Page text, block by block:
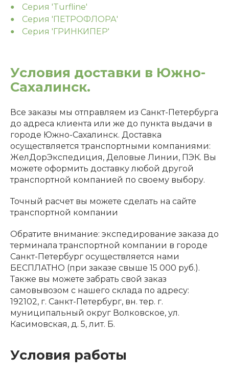
Серия 'Turfline'
Серия 'ПЕТРОФЛОРА'
Серия 'ГРИНКИПЕР'
Условия доставки в Южно-
Сахалинск.
Все заказы мы отправляем из Санкт-Петербурга
до адреса клиента или же до пункта выдачи в
городе Южно-Сахалинск. Доставка
осуществляется транспортными компаниями:
ЖелДорЭкспедиция, Деловые Линии, ПЭК. Вы
можете оформить доставку любой другой
транспортной компанией по своему выбору.
Точный расчет вы можете сделать на сайте
транспортной компании
Обратите внимание: экспедирование заказа до
терминала транспортной компании в городе
Санкт-Петербург осуществляется нами
БЕСПЛАТНО (при заказе свыше 15 000 руб.).
Также вы можете забрать свой заказ
самовывозом с нашего склада по адресу:
192102, г. Санкт-Петербург, вн. тер. г.
муниципальный округ Волковское, ул.
Касимовская, д. 5, лит. Б.
Условия работы